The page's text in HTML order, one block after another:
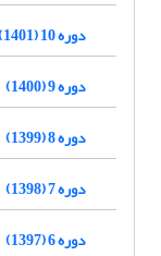
دوره 10 (1401)
دوره 9 (1400)
دوره 8 (1399)
دوره 7 (1398)
دوره 6 (1397)